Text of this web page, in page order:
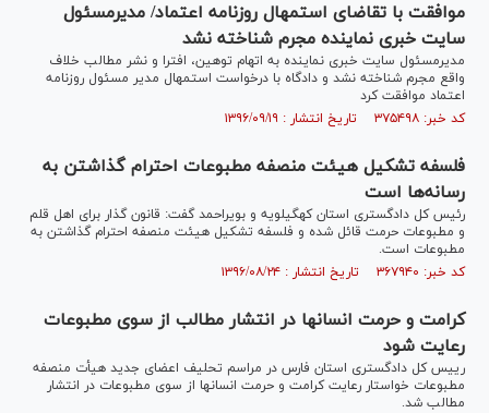
موافقت با تقاضای استمهال روزنامه اعتماد/ مدیرمسئول
سایت خبری نماینده مجرم شناخته نشد
مدیرمسئول سایت خبری نماینده به اتهام توهین، افترا و نشر مطالب خلاف
واقع مجرم شناخته نشد و دادگاه با درخواست استمهال مدیر مسئول روزنامه
اعتماد موافقت کرد
کد خبر: ۳۷۵۴۹۸ تاریخ انتشار : ۱۳۹۶/۰۹/۱۹
فلسفه تشکیل هیئت منصفه مطبوعات احترام گذاشتن به
رسانه‌ها است
رئیس کل دادگستری استان کهگیلویه و بویراحمد گفت: قانون گذار برای اهل قلم
و مطبوعات حرمت قائل شده و فلسفه تشکیل هیئت منصفه احترام گذاشتن به
مطبوعات است.
کد خبر: ۳۶۷۹۴۰ تاریخ انتشار : ۱۳۹۶/۰۸/۲۴
کرامت و حرمت انسانها در انتشار مطالب از سوی مطبوعات
رعایت شود
رییس کل دادگستری استان فارس در مراسم تحلیف اعضای جدید هیأت منصفه
مطبوعات خواستار رعایت کرامت و حرمت انسانها از سوی مطبوعات در انتشار
مطالب شد.